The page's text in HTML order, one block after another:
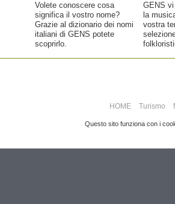
Volete conoscere cosa
significa il vostro nome?
Grazie al dizionario dei nomi
italiani di GENS potete
scoprirlo.
GENS
la
vostra
HOME Turismo
Questo sito funziona con i